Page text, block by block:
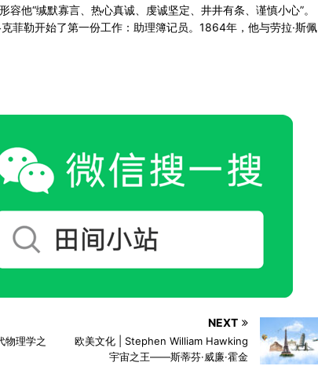
他“缄默寡言、热心真诚、虔诚坚定、井井有条、谨慎小心”。
菲勒开始了第一份工作：助理簿记员。1864年，他与劳拉·斯佩
物理学之
NEXT
欧美文化 | Stephen William Hawking
宇宙之王——斯蒂芬·威廉·霍金